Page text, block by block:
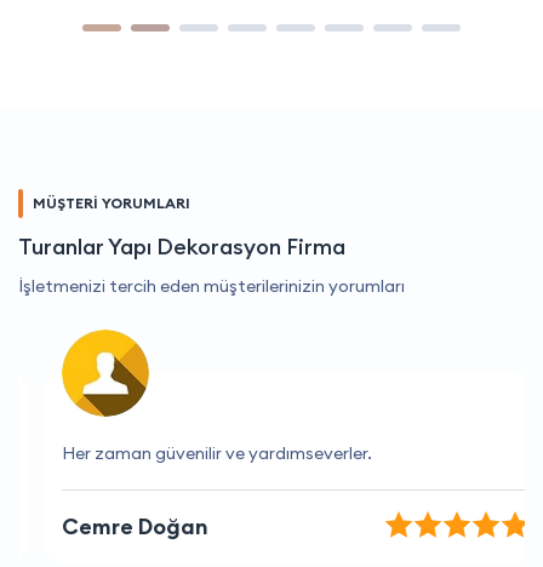
MÜŞTERİ YORUMLARI
Turanlar Yapı Dekorasyon Firma
İşletmenizi tercih eden müşterilerinizin yorumları
Her zaman güvenilir ve yardımseverler.
Cemre Doğan